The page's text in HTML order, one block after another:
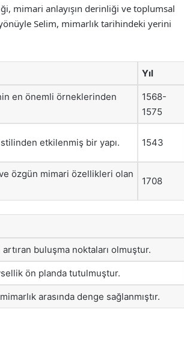
mimari anlayışın derinliği ve toplumsal
Selim, mimarlık tarihindeki yerini
Yıl
en önemli örneklerinden
1568-
1575
stilinden etkilenmiş bir yapı. 1543
özgün mimari özellikleri olan
1708
buluşma noktaları olmuştur.
ön planda tutulmuştur.
arasında denge sağlanmıştır.